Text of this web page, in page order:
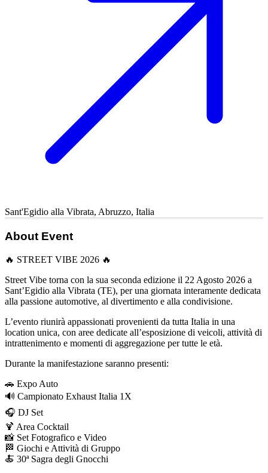
Sant'Egidio alla Vibrata, Abruzzo, Italia
About Event
🔥 STREET VIBE 2026 🔥
Street Vibe torna con la sua seconda edizione il 22 Agosto 2026 a
Sant’Egidio alla Vibrata (TE), per una giornata interamente dedicata
alla passione automotive, al divertimento e alla condivisione.
L’evento riunirà appassionati provenienti da tutta Italia in una
location unica, con aree dedicate all’esposizione di veicoli, attività di
intrattenimento e momenti di aggregazione per tutte le età.
Durante la manifestazione saranno presenti:
🚗 Expo Auto
🔊 Campionato Exhaust Italia 1X
🎧 DJ Set
🍹 Area Cocktail
📸 Set Fotografico e Video
🏁 Giochi e Attività di Gruppo
🍝 30ª Sagra degli Gnocchi